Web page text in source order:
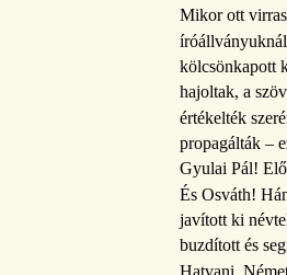
Mikor ott
kölcsönkapott
hajoltak, a
értékelték
propagálták –
Gyulai Pál!
És Osváth!
javított ki
buzdított és
Hatvani,